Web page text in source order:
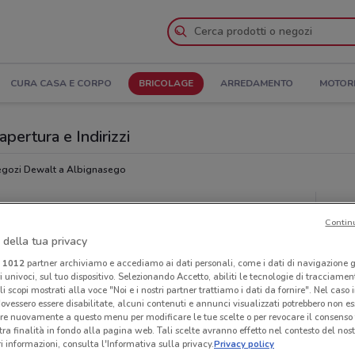
CURA CASA E CORPO BRICOLAGE ARREDAMENTO MOTORI
e Indirizzi
Dewalt a Albignasego
della tua privacy
1012partner archiviamo e accediamo ai dati personali, come i dati di navigazione
sul tuo dispositivo. Selezionando Accetto, abiliti le tecnologie di
scopi mostrati alla voce "Noi e i nostri partner trattiamo i dati da fornire". Nel caso
essere disabilitate, alcuni contenuti e annunci visualizzati potrebbero non
nuovamente a questo menu per modificare le tue scelte o per revocare il
finalità in fondo alla pagina web. Tali scelte avranno effetto nel contesto del
informazioni, consulta l'Informativa sulla privacy.Privacy policy